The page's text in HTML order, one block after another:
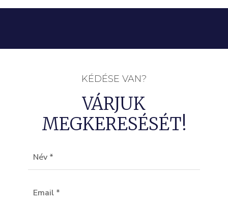
KÉDÉSE VAN?
VÁRJUK
MEGKERESÉSÉT!